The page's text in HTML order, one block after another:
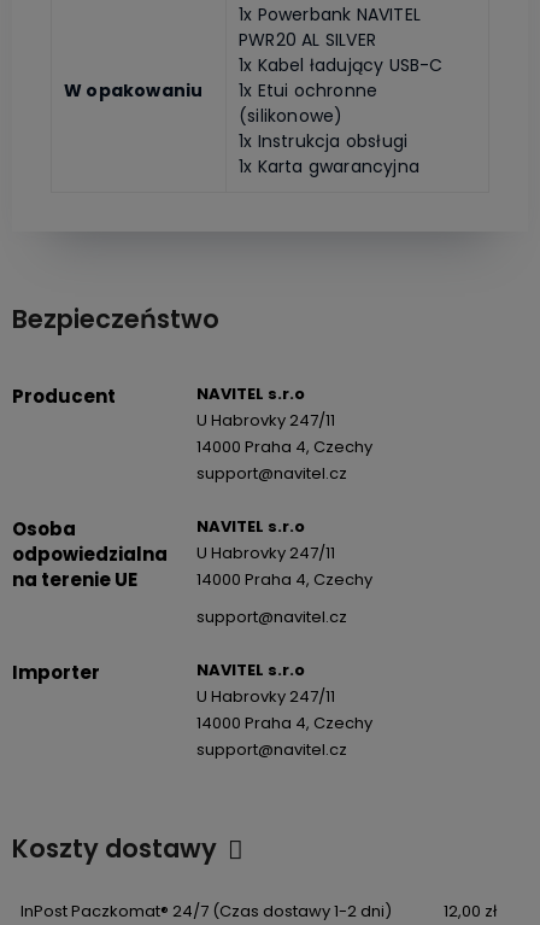
W opakowaniu
1x Powerbank NAVITEL
PWR20 AL SILVER
1x Kabel ładujący USB-C
1x Etui ochronne
(silikonowe)
1x Instrukcja obsługi
1x Karta gwarancyjna
Bezpieczeństwo
Producent
NAVITEL s.r.o
U Habrovky 247/11
14000 Praha 4, Czechy
support@navitel.cz
Osoba
odpowiedzialna
na terenie UE
NAVITEL s.r.o
U Habrovky 247/11
14000 Praha 4, Czechy
support@navitel.cz
Importer
NAVITEL s.r.o
U Habrovky 247/11
14000 Praha 4, Czechy
support@navitel.cz
Koszty dostawy
Cena nie zawiera ewentualnych kosztów płatności
InPost Paczkomat® 24/7(Czas dostawy 1-2 dni) 12,00 zł